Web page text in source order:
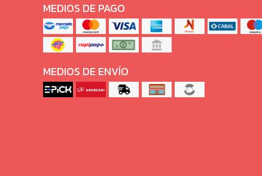
MEDIOS DE PAGO
MEDIOS DE ENVÍO